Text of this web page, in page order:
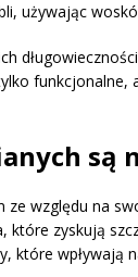
używając
są
względu na
zyskują
które wpływają